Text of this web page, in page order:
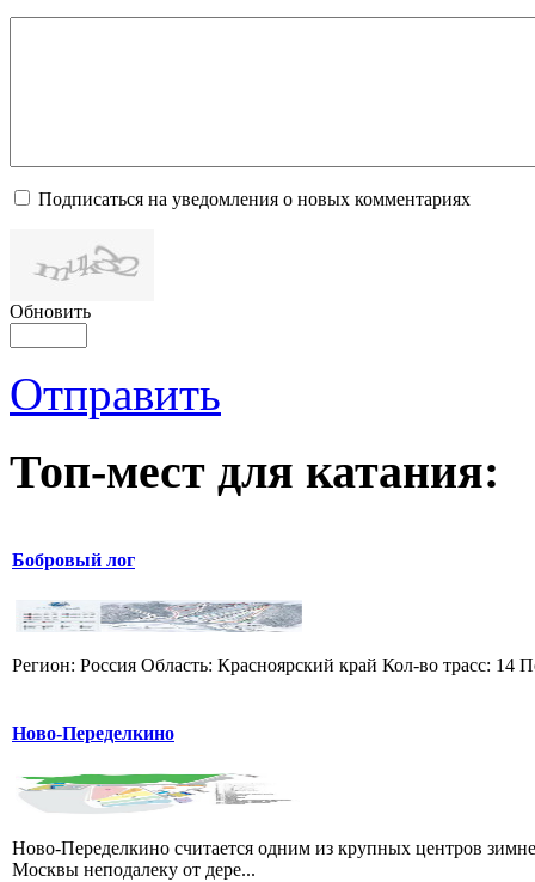
Подписаться на уведомления о новых комментариях
Обновить
Отправить
Топ-мест для катания:
Бобровый лог
Регион: Россия Область: Красноярский край Кол-во трасс:
Ново-Переделкино
Ново-Переделкино считается одним из крупных центров
Москвы неподалеку от дере...